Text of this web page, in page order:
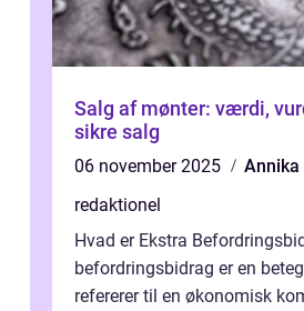
Salg af mønter: værdi,
sikre salg
06 november 2025
Annika
redaktionel
Hvad er Ekstra
befordringsbidrag er en
refererer til en økonomisk